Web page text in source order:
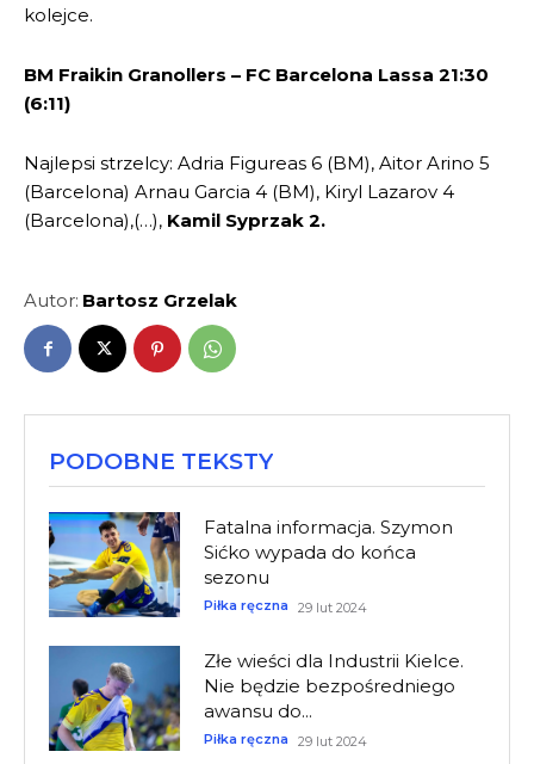
kolejce.
BM Fraikin Granollers – FC Barcelona Lassa 21:30
(6:11)
Najlepsi strzelcy: Adria Figureas 6 (BM), Aitor Arino 5
(Barcelona) Arnau Garcia 4 (BM), Kiryl Lazarov 4
(Barcelona),(…), Kamil Syprzak 2.
Autor: Bartosz Grzelak
PODOBNE TEKSTY
Fatalna informacja. Szymon
Sićko wypada do końca
sezonu
Piłka ręczna 29 lut 2024
Złe wieści dla Industrii Kielce.
Nie będzie bezpośredniego
awansu do...
Piłka ręczna 29 lut 2024